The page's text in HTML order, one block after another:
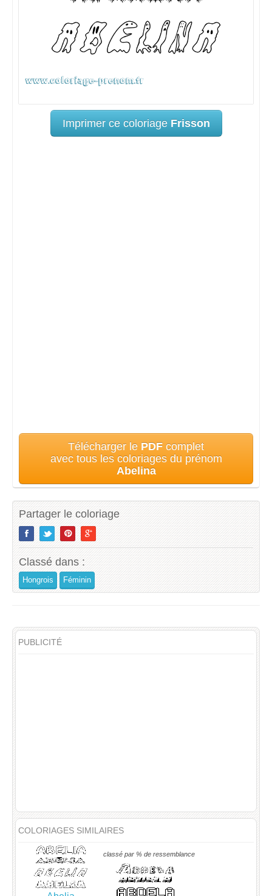
Imprimer ce coloriage Frisson
Télécharger le PDF complet
avec tous les coloriages du prénom
Abelina
Partager le coloriage
Classé dans :
Hongrois Féminin
PUBLICITÉ
COLORIAGES SIMILAIRES
classé par % de ressemblance